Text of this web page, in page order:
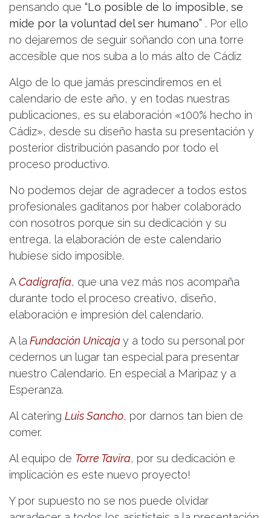
pensando que “Lo posible de lo imposible, se
mide por la voluntad del ser humano” . Por ello
no dejaremos de seguir soñando con una torre
accesible que nos suba a lo más alto de Cádiz
Algo de lo que jamás prescindiremos en el
calendario de este año, y en todas nuestras
publicaciones, es su elaboración «100% hecho in
Cádiz», desde su diseño hasta su presentación y
posterior distribución pasando por todo el
proceso productivo.
No podemos dejar de agradecer a todos estos
profesionales gaditanos por haber colaborado
con nosotros porque sin su dedicación y su
entrega, la elaboración de este calendario
hubiese sido imposible.
ACadigrafía, que una vez más nos acompaña
durante todo el proceso creativo, diseño,
elaboración e impresión del calendario.
A la Fundación Unicajay a todo su personal por
cedernos un lugar tan especial para presentar
nuestro Calendario. En especial a Maripaz y a
Esperanza.
Al catering Luis Sancho, por darnos tan bien de
comer.
Al equipo de Torre Tavira, por su dedicación e
implicación es este nuevo proyecto!
Y por supuesto no se nos puede olvidar